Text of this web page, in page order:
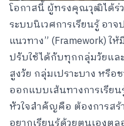
โอกาสนี้ ผู้ทรงคุณวุฒิได้ร่
ระบบนิเวศการเรียนรู้ อา
แนวทาง” (Framework) ใ
ปรับใช้ได้กับทุกกลุ่มวัยแล
สูงวัย กลุ่มเปราะบาง หรื
ออกแบบเส้นทางการเรีย
หัวใจสำคัญคือ ต้องการสร้